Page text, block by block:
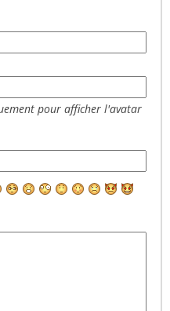
pour afficher l'avatar